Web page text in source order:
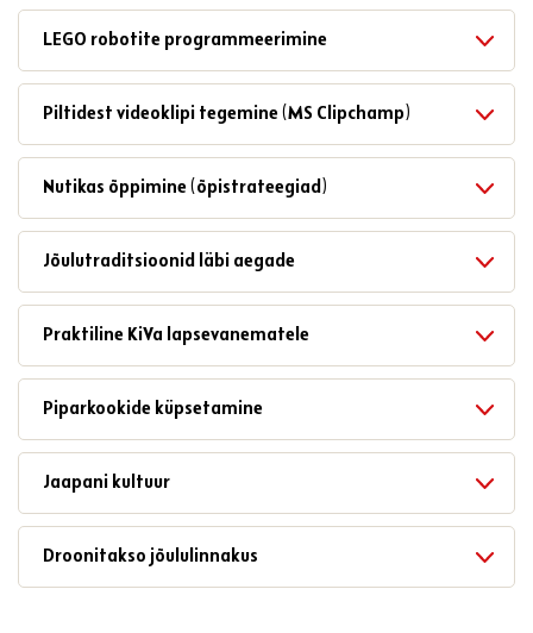
LEGO robotite programmeerimine
Piltidest videoklipi tegemine (MS Clipchamp)
Nutikas õppimine (õpistrateegiad)
Jõulutraditsioonid läbi aegade
Praktiline KiVa lapsevanematele
Piparkookide küpsetamine
Jaapani kultuur
Droonitakso jõululinnakus